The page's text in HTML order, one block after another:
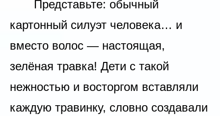
Представьте: обычный
картонный силуэт человека… и
вместо волос — настоящая,
зелёная травка! Дети с такой
нежностью и восторгом вставляли
каждую травинку, словно создавали